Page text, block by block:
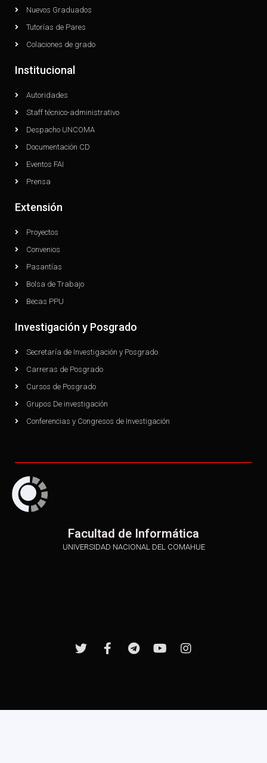
Nuevos Graduados
Tutorías de Pares
Colaciones de grado
Institucional
Autoridades
Staff técnico-administrativo
Despacho UNCOMA
Documentación CD
Eventos FAI
Prensa
Extensión
Proyectos
Convenios
Pasantías
Bolsa de Trabajo
Becas PPU
Investigación y Posgrado
Secretaría de Investigación y Posgrado
Carreras de Posgrado
Cursos de Posgrado
Grupos De investigación
Conferencias y Congresos de Investigación
Facultad de Informática
UNIVERSIDAD NACIONAL DEL COMAHUE